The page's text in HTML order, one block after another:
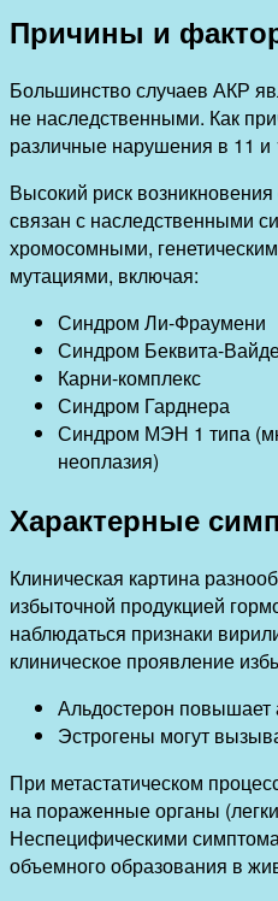
Причины и
Большинство случаев АКР
не наследственными. Как
различные нарушения в 11 и
Высокий риск
связан с наследственными
хромосомными,
мутациями, включая:
Синдром Ли-Фраумени
Синдром Беквита-
Карни-комплекс
Синдром Гарднера
Синдром МЭН 1 типа
неоплазия)
Характерные
Клиническая картина
избыточной продукцией
наблюдаться признаки
клиническое проявление
Альдостерон повышает
Эстрогены могут
При метастатическом
на пораженные органы
Неспецифическими
объемного образования в